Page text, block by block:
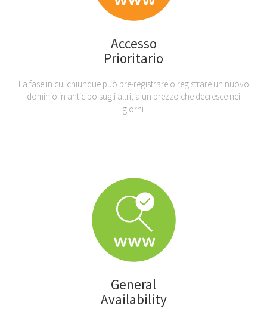
Accesso
Prioritario
La fase in cui chiunque può pre-registrare o registrare un nuovo
dominio in anticipo sugli altri, a un prezzo che decresce nei
giorni.
General
Availability